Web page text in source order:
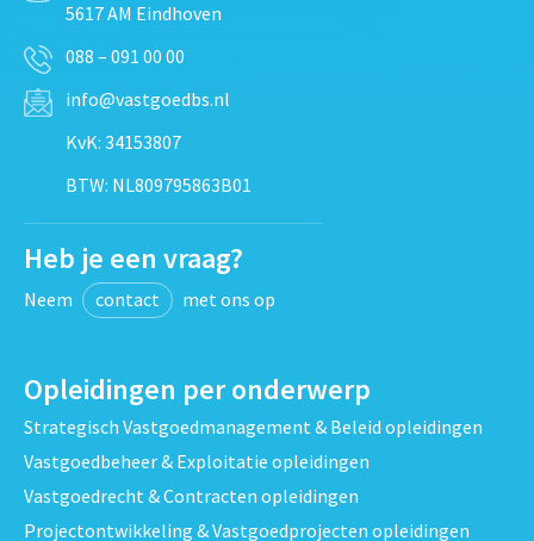
5617 AM Eindhoven
088 – 091 00 00
info@vastgoedbs.nl
KvK: 34153807
BTW: NL809795863B01
Heb je een vraag?
Neem contact met ons op
Opleidingen per onderwerp
Strategisch Vastgoedmanagement & Beleid opleidingen
Vastgoedbeheer & Exploitatie opleidingen
Vastgoedrecht & Contracten opleidingen
Projectontwikkeling & Vastgoedprojecten opleidingen